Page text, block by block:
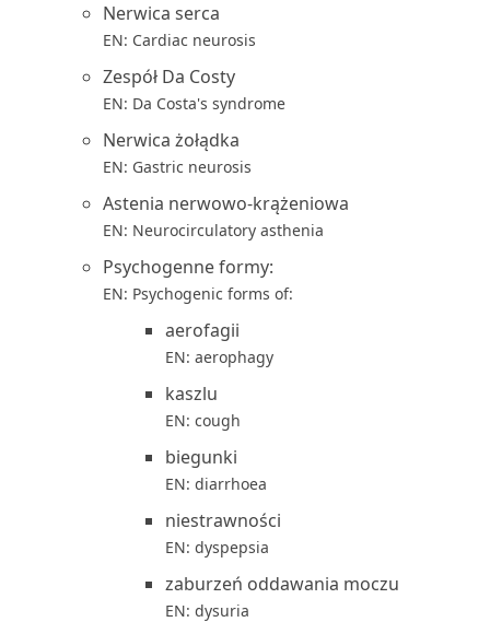
Nerwica serca
EN: Cardiac neurosis
Zespół Da Costy
EN: Da Costa's syndrome
Nerwica żołądka
EN: Gastric neurosis
Astenia nerwowo-krążeniowa
EN: Neurocirculatory asthenia
Psychogenne formy:
EN: Psychogenic forms of:
aerofagii
EN: aerophagy
kaszlu
EN: cough
biegunki
EN: diarrhoea
niestrawności
EN: dyspepsia
zaburzeń oddawania moczu
EN: dysuria